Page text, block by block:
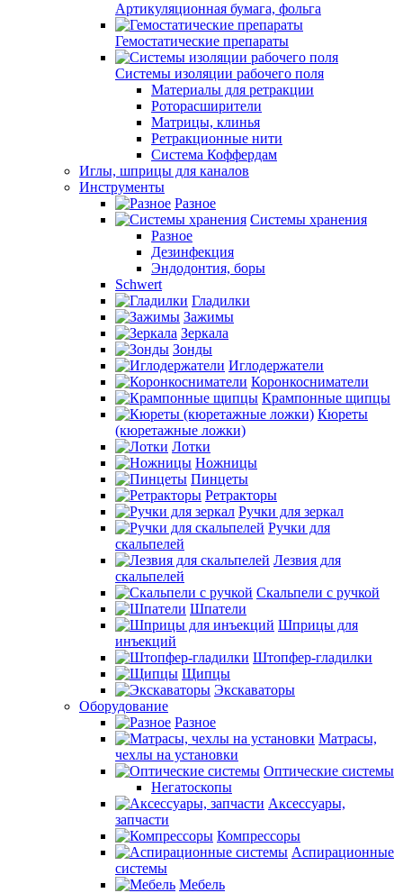
Артикуляционная бумага, фольга
Гемостатические препараты
Системы изоляции рабочего поля
Материалы для ретракции
Роторасширители
Матрицы, клинья
Ретракционные нити
Система Коффердам
Иглы, шприцы для каналов
Инструменты
Разное
Системы хранения
Разное
Дезинфекция
Эндодонтия, боры
Schwert
Гладилки
Зажимы
Зеркала
Зонды
Иглодержатели
Коронкосниматели
Крампонные щипцы
Кюреты
(кюретажные ложки)
Лотки
Ножницы
Пинцеты
Ретракторы
Ручки для зеркал
Ручки для
скальпелей
Лезвия для
скальпелей
Скальпели с ручкой
Шпатели
Шприцы для
инъекций
Штопфер-гладилки
Щипцы
Экскаваторы
Оборудование
Разное
Матрасы,
чехлы на установки
Оптические системы
Негатоскопы
Аксессуары,
запчасти
Компрессоры
Аспирационные
системы
Мебель